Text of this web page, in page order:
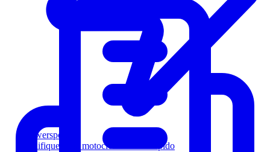
Powersports
Califique a los motociclistas más rápido